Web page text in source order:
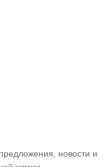
новости и